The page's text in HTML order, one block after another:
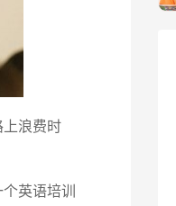
浪费时
英语培训